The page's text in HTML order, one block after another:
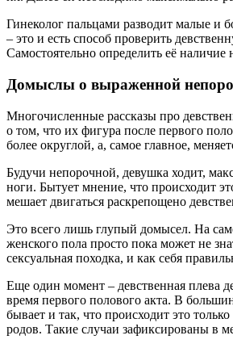
Гинеколог пальцами разводит малые и
– это и есть способ проверить
Самостоятельно определить её наличие
Домыслы о выраженной
Многочисленные рассказы про
о том, что их фигура после первого
более округлой, а, самое главное,
Будучи непорочной, девушка ходит,
ноги. Бытует мнение, что происходит
мешает двигаться раскрепощено
Это всего лишь глупый домысел. На
женского пола просто пока может не
сексуальная походка, и как себя
Еще один момент – девственная плева
время первого полового акта. В
бывает и так, что происходит это
родов. Такие случаи зафиксированы в